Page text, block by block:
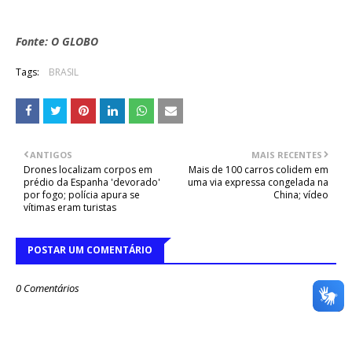
Fonte: O GLOBO
Tags: BRASIL
MAIS RECENTES
Mais de 100 carros colidem em
uma via expressa congelada na
China; vídeo
ANTIGOS
Drones localizam corpos em
prédio da Espanha 'devorado'
por fogo; polícia apura se
vítimas eram turistas
POSTAR UM COMENTÁRIO
0 Comentários